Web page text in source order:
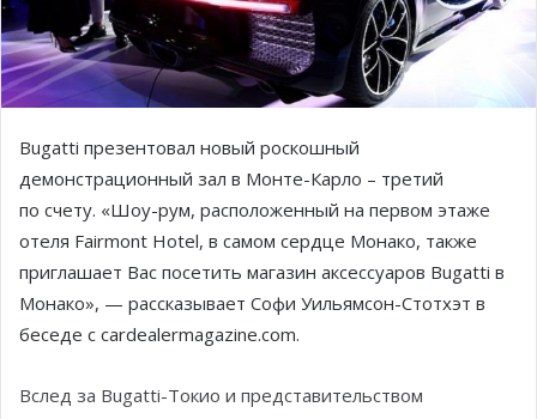
Bugatti презентовал новый роскошный
демонстрационный зал в Монте-Карло – третий
по счету. «Шоу-рум, расположенный на первом этаже
отеля Fairmont Hotel, в самом сердце Монако, также
приглашает Вас посетить магазин аксессуаров Bugatti в
Монако», — рассказывает Софи Уильямсон-Стотхэт в
беседе с cardealermagazine.com.
Вслед за Bugatti-Токио и представительством